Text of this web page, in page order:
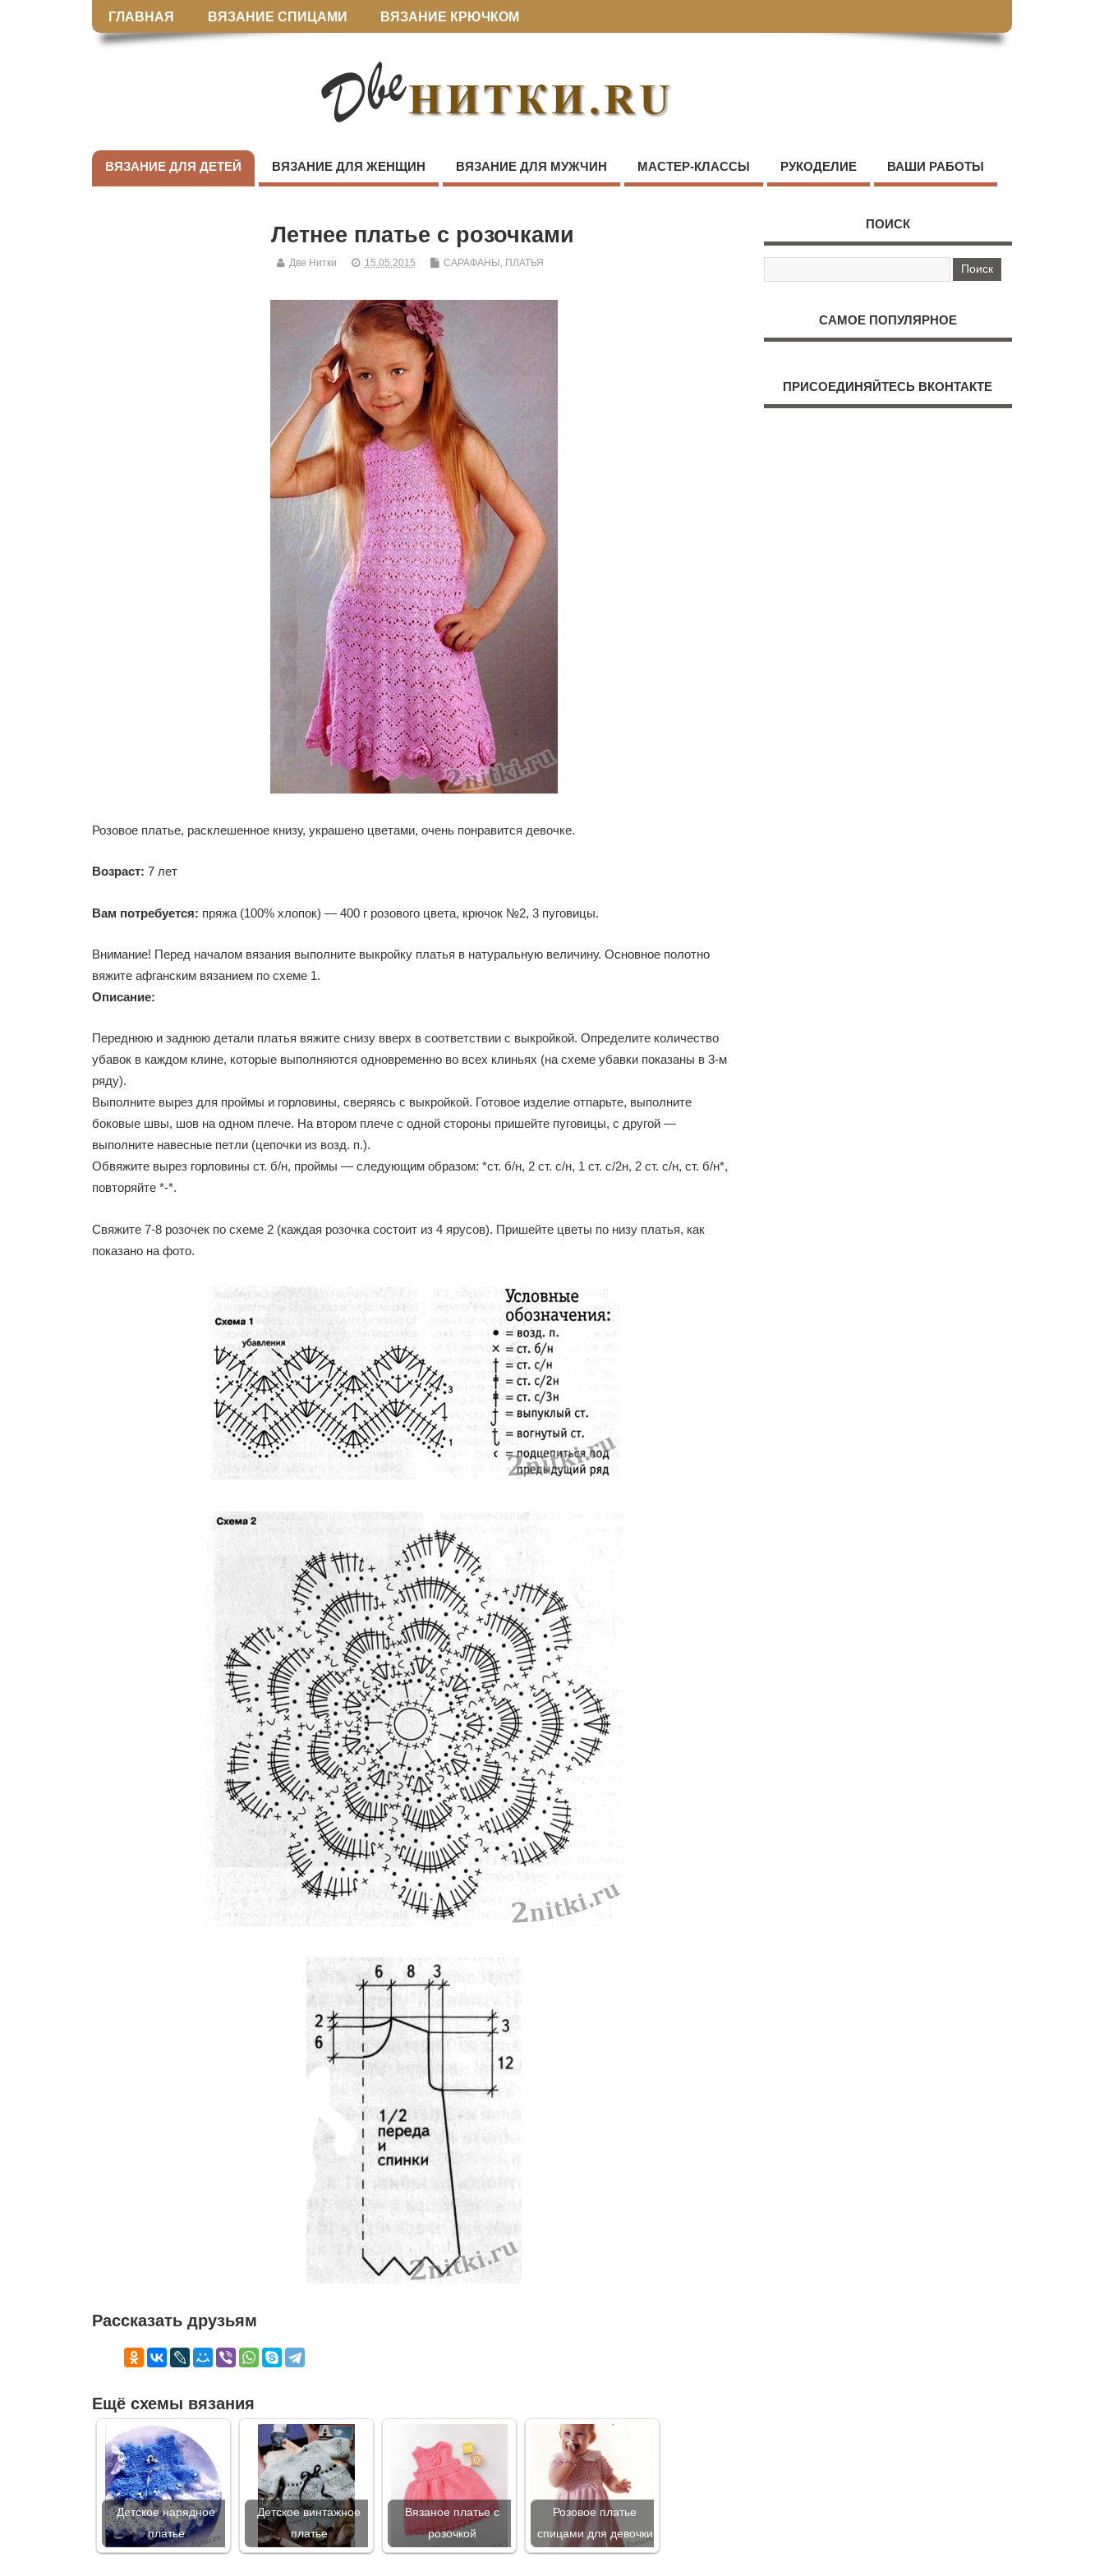
ГЛАВНАЯ ВЯЗАНИЕ СПИЦАМИ ВЯЗАНИЕ КРЮЧКОМ
ВЯЗАНИЕ ДЛЯ ДЕТЕЙ ВЯЗАНИЕ ДЛЯ ЖЕНЩИН ВЯЗАНИЕ ДЛЯ МУЖЧИН МАСТЕР-КЛАССЫ РУКОДЕЛИЕ ВАШИ РАБОТЫ
Летнее платье с розочками
Две Нитки 15.05.2015 САРАФАНЫ, ПЛАТЬЯ
Розовое платье, расклешенное книзу, украшено цветами, очень понравится девочке.
Возраст: 7 лет
Вам потребуется: пряжа (100% хлопок) — 400 г розового цвета, крючок №2, 3 пуговицы.
Внимание! Перед началом вязания выполните выкройку платья в натуральную величину. Основное полотно
вяжите афганским вязанием по схеме 1.
Описание:
Переднюю и заднюю детали платья вяжите снизу вверх в соответствии с выкройкой. Определите количество
убавок в каждом клине, которые выполняются одновременно во всех клиньях (на схеме убавки показаны в 3-м
ряду).
Выполните вырез для проймы и горловины, сверяясь с выкройкой. Готовое изделие отпарьте, выполните
боковые швы, шов на одном плече. На втором плече с одной стороны пришейте пуговицы, с другой —
выполните навесные петли (цепочки из возд. п.).
Обвяжите вырез горловины ст. б/н, проймы — следующим образом: *ст. б/н, 2 ст. с/н, 1 ст. с/2н, 2 ст. с/н, ст. б/н*,
повторяйте *-*.
Свяжите 7-8 розочек по схеме 2 (каждая розочка состоит из 4 ярусов). Пришейте цветы по низу платья, как
показано на фото.
Рассказать друзьям
Ещё схемы вязания
Детское нарядное
платье
Детское винтажное
платье
Вязаное платье с
розочкой
Розовое платье
спицами для девочки
ПОИСК
САМОЕ ПОПУЛЯРНОЕ
ПРИСОЕДИНЯЙТЕСЬ ВКОНТАКТЕ